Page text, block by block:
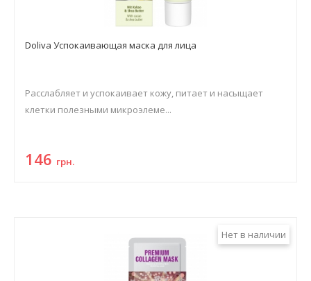
Doliva Успокаивающая маска для лица
Расслабляет и успокаивает кожу, питает и насыщает
клетки полезными микроэлеме...
146 грн.
Нет в наличии